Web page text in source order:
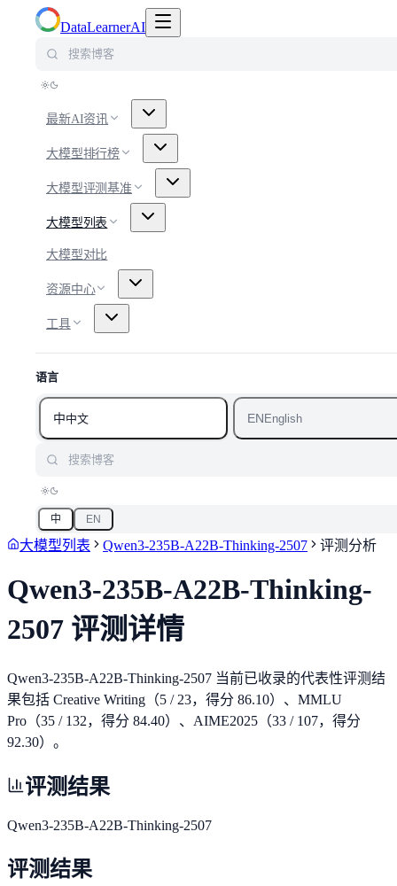
DataLearnerAI
最新AI资讯
大模型排行榜
大模型评测基准
大模型列表
大模型对比
资源中心
工具
语言
中中文 ENEnglish
中 EN
大模型列表 Qwen3-235B-A22B-Thinking-2507 评测分析
Qwen3-235B-A22B-Thinking-
2507 评测详情
Qwen3-235B-A22B-Thinking-2507 当前已收录的代表性评测结
果包括 Creative Writing（5 / 23，得分 86.10）、MMLU
Pro（35 / 132，得分 84.40）、AIME2025（33 / 107，得分
92.30）。
评测结果
Qwen3-235B-A22B-Thinking-2507
评测结果